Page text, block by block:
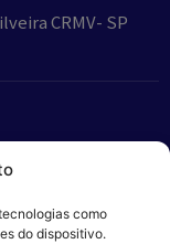
como
do dispositivo.
CRMV- SP